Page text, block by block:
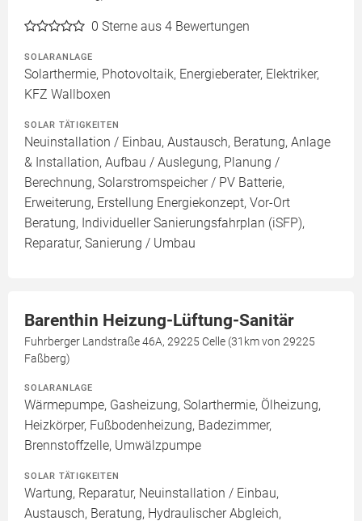
0 Sterne aus 4 Bewertungen
SOLARANLAGE
Solarthermie, Photovoltaik, Energieberater, Elektriker,
KFZ Wallboxen
SOLAR TÄTIGKEITEN
Neuinstallation / Einbau, Austausch, Beratung, Anlage
& Installation, Aufbau / Auslegung, Planung /
Berechnung, Solarstromspeicher / PV Batterie,
Erweiterung, Erstellung Energiekonzept, Vor-Ort
Beratung, Individueller Sanierungsfahrplan (iSFP),
Reparatur, Sanierung / Umbau
Barenthin Heizung-Lüftung-Sanitär
Fuhrberger Landstraße 46A, 29225 Celle (31km von 29225
Faßberg)
SOLARANLAGE
Wärmepumpe, Gasheizung, Solarthermie, Ölheizung,
Heizkörper, Fußbodenheizung, Badezimmer,
Brennstoffzelle, Umwälzpumpe
SOLAR TÄTIGKEITEN
Wartung, Reparatur, Neuinstallation / Einbau,
Austausch, Beratung, Hydraulischer Abgleich,